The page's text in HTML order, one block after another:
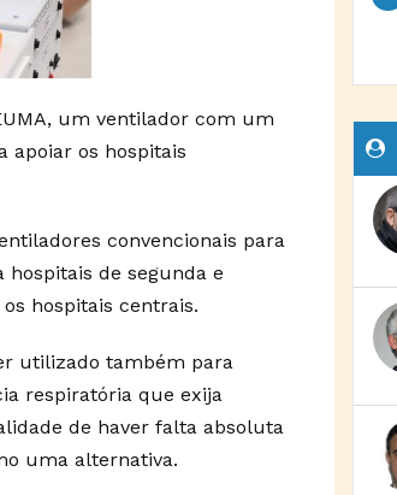
um ventilador com um
apoiar os hospitais
convencionais para
hospitais de segunda e
hospitais centrais.
utilizado também para
respiratória que exija
de haver falta absoluta
uma alternativa.